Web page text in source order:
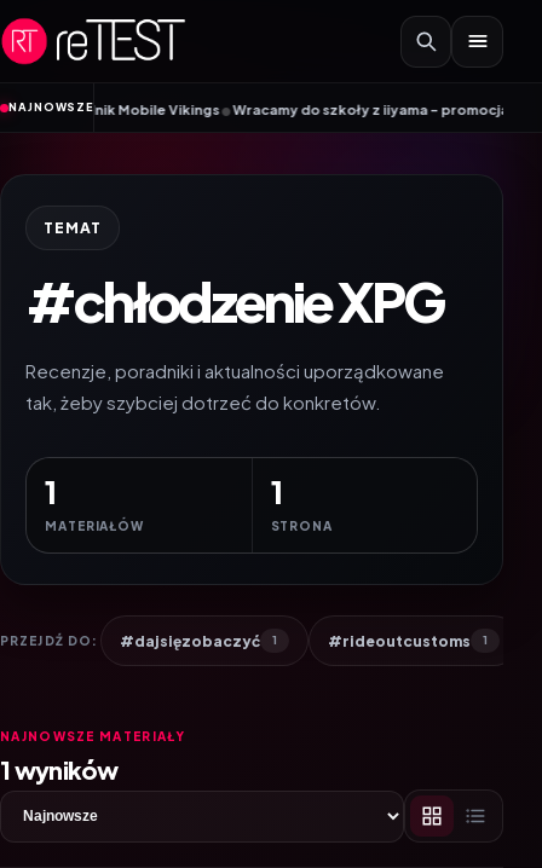
Przejdź do treści
NAJNOWSZEMobile Vikings•Wracamy do szkoły z iiyama – promocja Back to
TEMAT
#chłodzenie XPG
Recenzje, poradniki i aktualności uporządkowane
tak, żeby szybciej dotrzeć do konkretów.
1
MATERIAŁÓW
1
STRONA
PRZEJDŹ DO: #dajsięzobaczyć 1 #rideoutcustoms 1
NAJNOWSZE MATERIAŁY
1 wyników